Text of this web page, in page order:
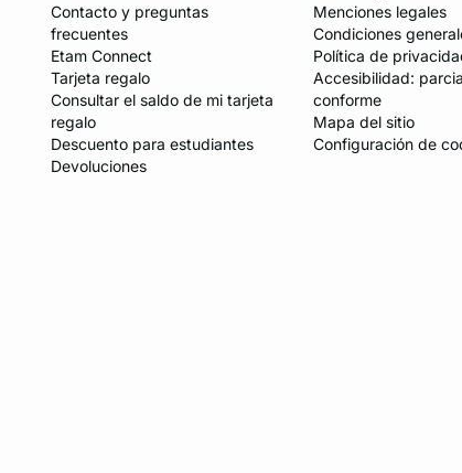
Contacto y preguntas
frecuentes
Etam Connect
Tarjeta regalo
Consultar el saldo de mi tarjeta
regalo
Descuento para estudiantes
Devoluciones
Menciones legales
Condiciones
Política de
Accesibilidad:
conforme
Mapa del sitio
Configuración de